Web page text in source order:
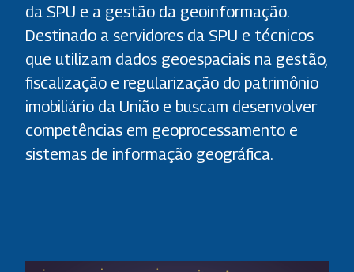
da SPU e a gestão da geoinformação.
Destinado a servidores da SPU e técnicos
que utilizam dados geoespaciais na gestão,
fiscalização e regularização do patrimônio
imobiliário da União e buscam desenvolver
competências em geoprocessamento e
sistemas de informação geográfica.